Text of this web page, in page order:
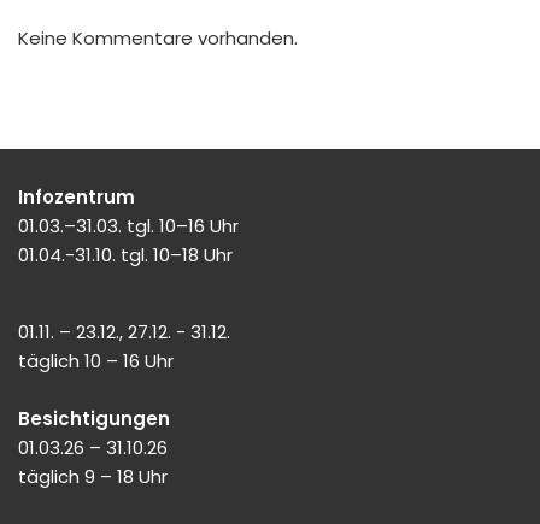
Keine Kommentare vorhanden.
Infozentrum
01.03.–31.03. tgl. 10–16 Uhr
01.04.-31.10. tgl. 10–18 Uhr
01.11. – 23.12., 27.12. - 31.12.
täglich 10 – 16 Uhr
Besichtigungen
01.03.26 – 31.10.26
täglich 9 – 18 Uhr